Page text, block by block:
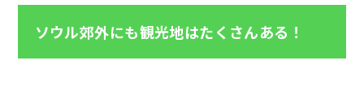
ソウル郊外にも観光地はたくさんある！